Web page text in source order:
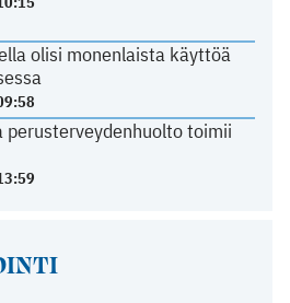
olisi monenlaista käyttöä
perusterveydenhuolto toimii